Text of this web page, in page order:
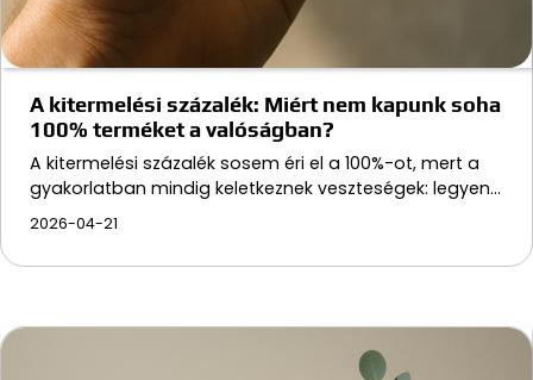
A kitermelési százalék: Miért nem kapunk soha
100% terméket a valóságban?
A kitermelési százalék sosem éri el a 100%-ot, mert a
gyakorlatban mindig keletkeznek veszteségek: legyen…
2026-04-21